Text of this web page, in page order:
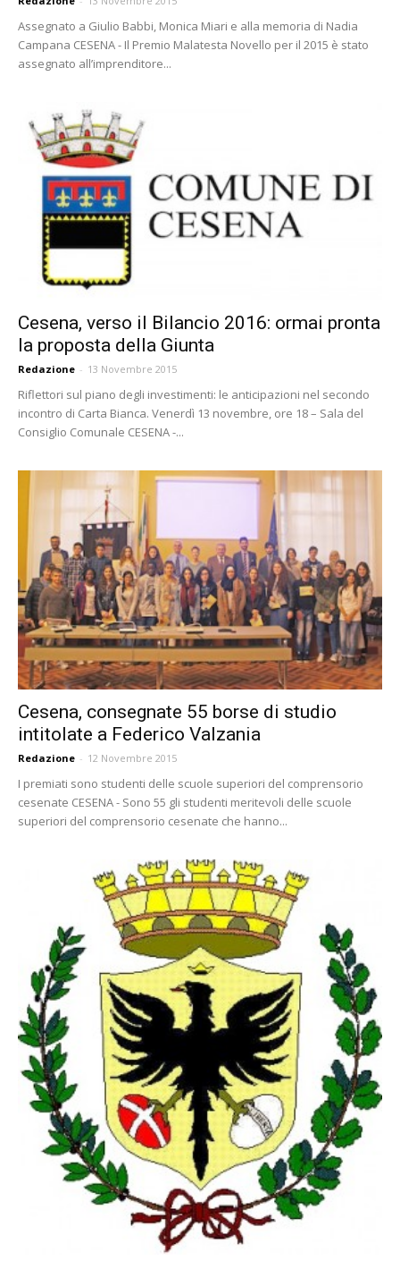
Assegnato a Giulio Babbi, Monica Miari e alla memoria di Nadia
Campana CESENA - Il Premio Malatesta Novello per il 2015 è stato
assegnato all’imprenditore...
Cesena, verso il Bilancio 2016: ormai pronta
la proposta della Giunta
Redazione - 13 Novembre 2015
Riflettori sul piano degli investimenti: le anticipazioni nel secondo
incontro di Carta Bianca. Venerdì 13 novembre, ore 18 – Sala del
Consiglio Comunale CESENA -...
Cesena, consegnate 55 borse di studio
intitolate a Federico Valzania
Redazione - 12 Novembre 2015
I premiati sono studenti delle scuole superiori del comprensorio
cesenate CESENA - Sono 55 gli studenti meritevoli delle scuole
superiori del comprensorio cesenate che hanno...